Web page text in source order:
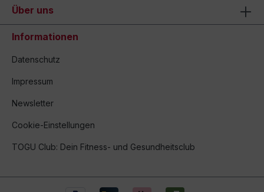
Über uns
Informationen
Datenschutz
Impressum
Newsletter
Cookie-Einstellungen
TOGU Club: Dein Fitness- und Gesundheitsclub